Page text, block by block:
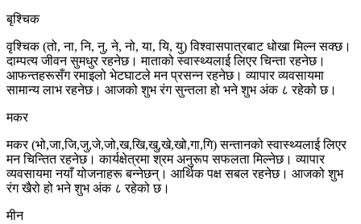
बृश्चिक
वृश्चिक (तो, ना, नि, नु, ने, नो, या, यि, यु) विश्वासपात्रबाट धोखा मिल्न सक्छ।
दाम्पत्य जीवन सुमधुर रहनेछ। माताको स्वास्थ्यलाई लिएर चिन्ता रहनेछ।
आफन्तहरूसँग रमाइलो भेटघाटले मन प्रसन्न रहनेछ। व्यापार व्यवसायमा
सामान्य लाभ रहनेछ। आजको शुभ रंग सुन्तला हो भने शुभ अंक ८ रहेको छ।
मकर
मकर (भो,जा,जि,जु,जे,जो,ख,खि,खु,खे,खो,गा,गि) सन्तानको स्वास्थ्यलाई लिएर
मन चिन्तित रहनेछ। कार्यक्षेत्रमा श्रम अनुरूप सफलता मिल्नेछ। व्यापार
व्यवसायमा नयाँ योजनाहरू बन्नेछन्। आर्थिक पक्ष सबल रहनेछ। आजको शुभ
रंग खैरो हो भने शुभ अंक ८ रहेको छ।
मीन